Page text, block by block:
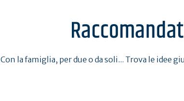
Con la famiglia, per due o da soli... Trova le idee